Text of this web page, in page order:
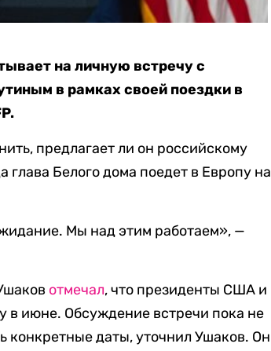
на личную встречу с
в рамках своей поездки в
предлагает ли он российскому
глава Белого дома поедет в Европу на
Мы над этим работаем», —
отмечал, что президенты США и
в июне. Обсуждение встречи пока не
конкретные даты, уточнил Ушаков. Он